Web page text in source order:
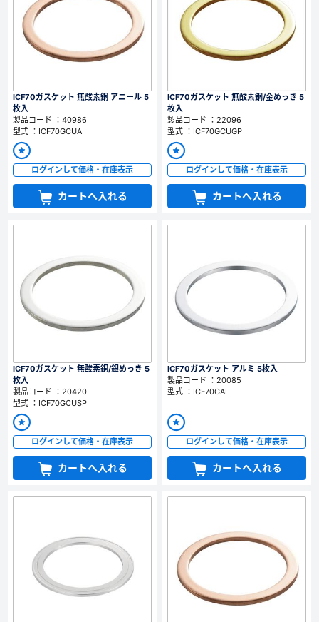
ICF70ガスケット 無酸素銅 アニール 5
枚入
製品コード ：40986
型式 ：ICF70GCUA
ログインして価格・在庫表示
カートへ入れる
ICF70ガスケット 無酸素銅/金めっき 5
枚入
製品コード ：22096
型式 ：ICF70GCUGP
ログインして価格・在庫表示
カートへ入れる
ICF70ガスケット 無酸素銅/銀めっき 5
枚入
製品コード ：20420
型式 ：ICF70GCUSP
ログインして価格・在庫表示
カートへ入れる
ICF70ガスケット アルミ 5枚入
製品コード ：20085
型式 ：ICF70GAL
ログインして価格・在庫表示
カートへ入れる